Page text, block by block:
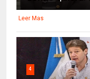
Leer Mas
4